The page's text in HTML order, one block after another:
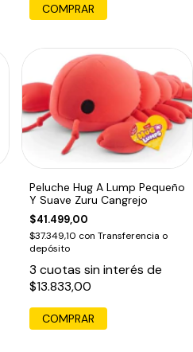
COMPRAR
Peluche Hug A Lump Pequeño
Y Suave Zuru Cangrejo
$41.499,00
$37.349,10 con Transferencia o
depósito
3 cuotas sin interés de
$13.833,00